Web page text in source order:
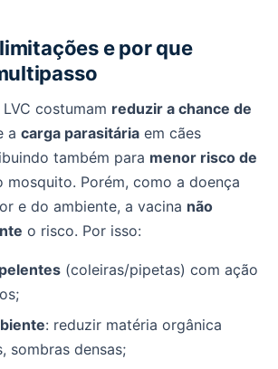
e por que
costumam reduzir a chance de
a carga parasitária em cães
também para menor risco de
mosquito. Porém, como a doença
e do ambiente, a vacina não
o risco. Por isso:
(coleiras/pipetas) com ação
: reduzir matéria orgânica
sombras densas;